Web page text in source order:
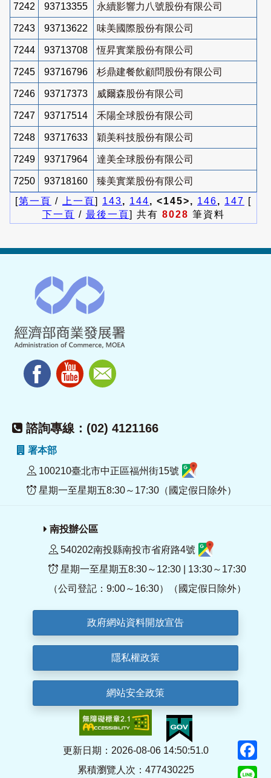
7242 93713355 永續影響力八號股份有限公司
7243 93713622 味美國際股份有限公司
7244 93713708 恆昇實業股份有限公司
7245 93716796 杉鼎建餐飲顧問股份有限公司
7246 93717373 威爾森股份有限公司
7247 93717514 禾陽全球股份有限公司
7248 93717633 穎美科技股份有限公司
7249 93717964 達美全球股份有限公司
7250 93718160
臻美實業股份有限公司
[第一頁 / 上一頁] 143, 144, <145>, 146, 147 [
下一頁 / 最後一頁] 共有 8028 筆資料
諮詢專線：(02) 4121166
署本部
100210臺北市中正區福州街15號
星期一至星期五8:30～17:30（國定假日除外）
南投辦公區
540202南投縣南投市省府路4號
星期一至星期五8:30～12:30 | 13:30～17:30
（公司登記：9:00～16:30）（國定假日除外）
政府網站資料開放宣告
隱私權政策
網站安全政策
更新日期：2026-08-06 14:50:51.0
累積瀏覽人次：477430225